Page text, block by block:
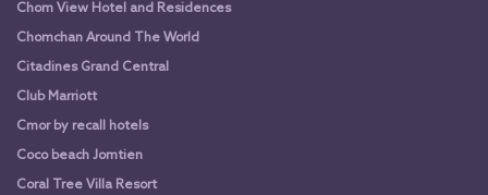
Chom View Hotel and Residences
Chomchan Around The World
Citadines Grand Central
Club Marriott
Cmor by recall hotels
Coco beach Jomtien
Coral Tree Villa Resort